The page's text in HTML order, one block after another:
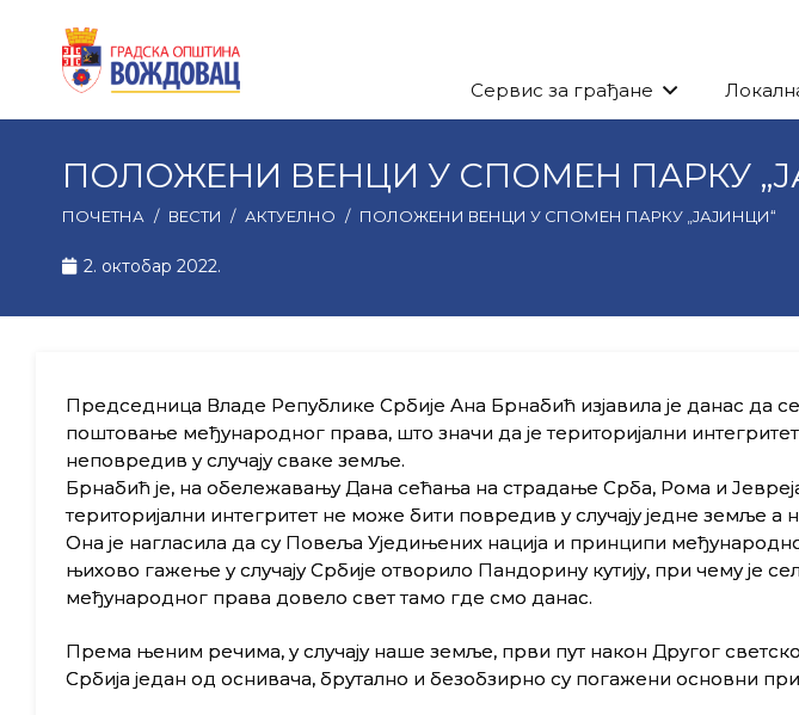
Сервис за грађане
ПОЛОЖЕНИ ВЕНЦИ У СПОМЕН ПАРКУ
ПОЧЕТНА / ВЕСТИ / АКТУЕЛНО / ПОЛОЖЕНИ ВЕНЦИ У СПОМЕН ПАРКУ „ЈАЈИНЦИ“
2. октобар 2022.
Председница Владе Републике Србије Ана Брнабић изјавила је данас да
поштовање међународног права, што значи да је територијални
неповредив у случају сваке земље.
Брнабић је, на обележавању Дана сећања на страдање Срба, Рома и
територијални интегритет не може бити повредив у случају једне земље а
Она је нагласила да су Повеља Уједињених нација и принципи
њихово гажење у случају Србије отворило Пандорину кутију, при чему је
међународног права довело свет тамо где смо данас.
Према њеним речима, у случајунаше земље, први пут након Другог
Србија један од оснивача, брутално и безобзирно су погажени основни